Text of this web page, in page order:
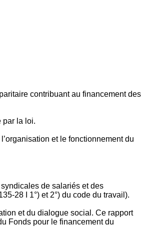
contribuant au financement des
par la loi.
et le fonctionnement du
de salariés et des
I 1°) et 2°) du code du travail).
et du dialogue social. Ce rapport
Fonds pour le financement du